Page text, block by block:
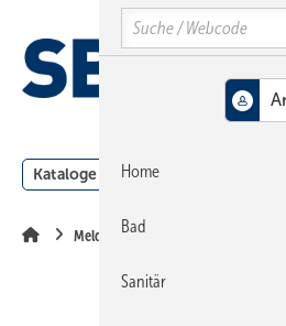
Hauptinhalt
Hauptmenü
SiteSearch
Kataloge Meldungen
Meldungen
Search
Home
Bad
Sanitär